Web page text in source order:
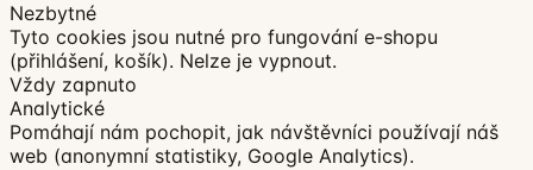
Nezbytné
Tyto cookies jsou nutné pro fungování e-shopu
(přihlášení, košík). Nelze je vypnout.
Vždy zapnuto
Analytické
Pomáhají nám pochopit, jak návštěvníci používají náš
web (anonymní statistiky, Google Analytics).